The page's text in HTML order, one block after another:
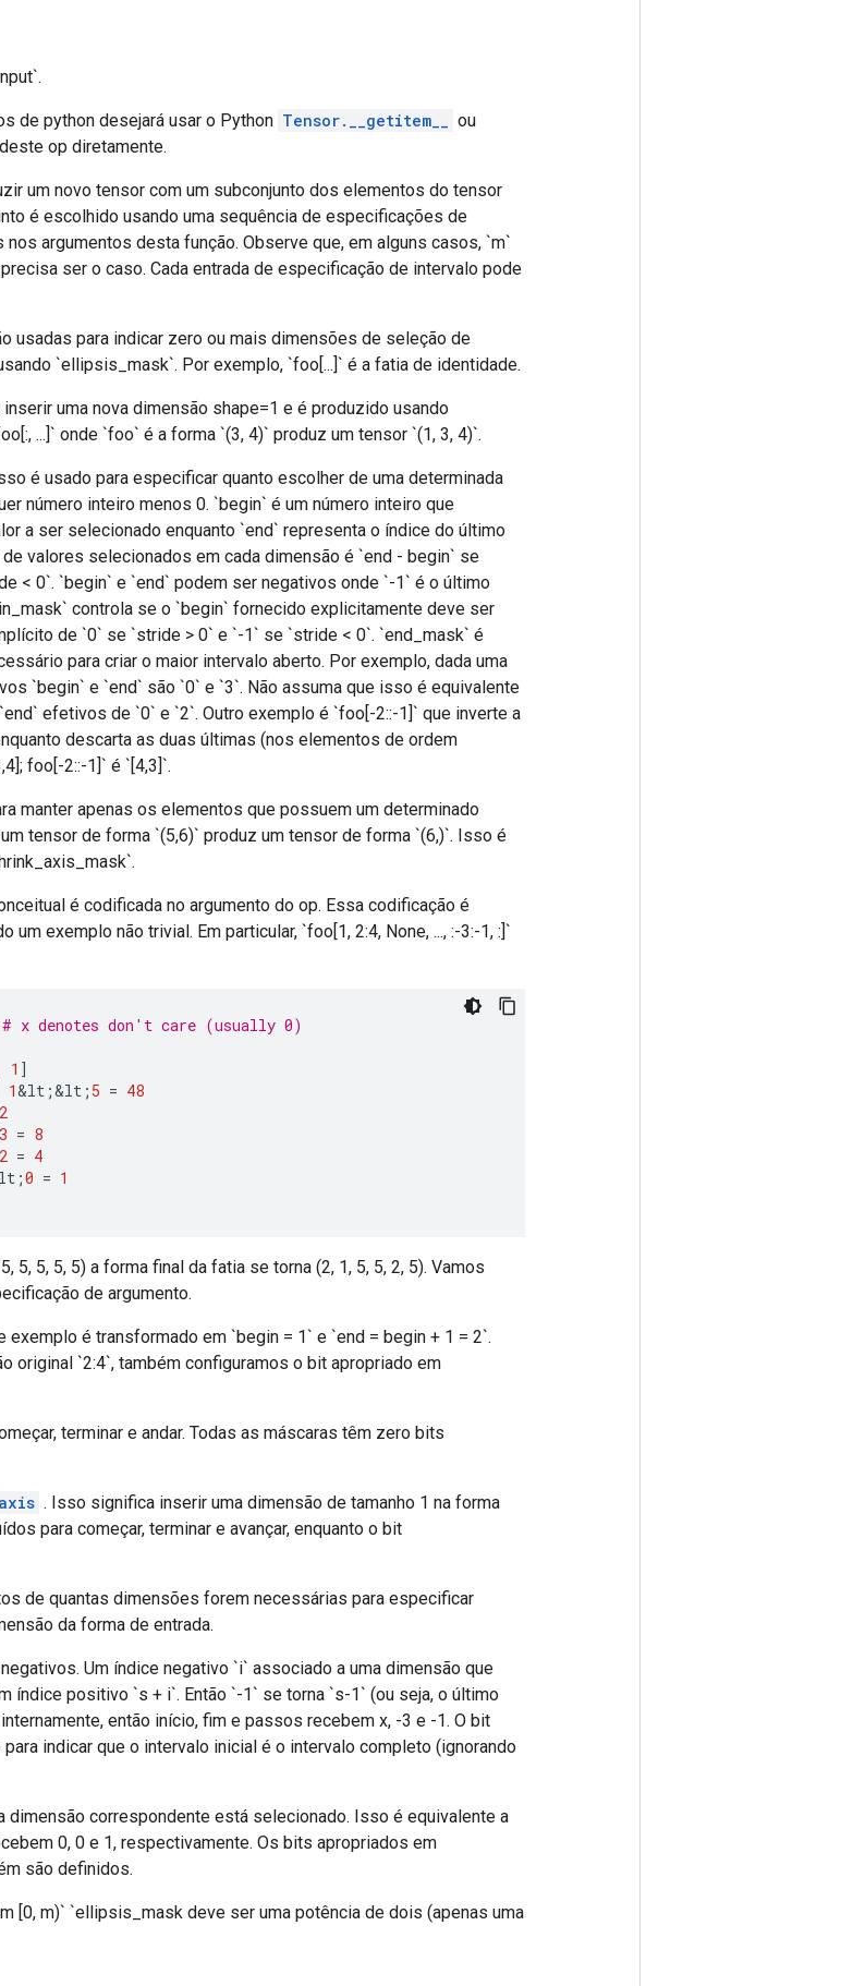
de python desejará usar o Python Tensor.__getitem__ ou
op diretamente.
um novo tensor com um subconjunto dos elementos do tensor
é escolhido usando uma sequência de especificações de
argumentos desta função. Observe que, em alguns casos, `m`
ser o caso. Cada entrada de especificação de intervalo pode
usadas para indicar zero ou mais dimensões de seleção de
`ellipsis_mask`. Por exemplo, `foo[...]` é a fatia de identidade.
uma nova dimensão shape=1 e é produzido usando
...]` onde `foo` é a forma `(3, 4)` produz um tensor `(1, 3, 4)`.
é usado para especificar quanto escolher de uma determinada
número inteiro menos 0. `begin` é um número inteiro que
a ser selecionado enquanto `end` representa o índice do último
valores selecionados em cada dimensão é `end - begin` se
< 0`. `begin` e `end` podem ser negativos onde `-1` é o último
controla se o `begin` fornecido explicitamente deve ser
de `0` se `stride > 0` e `-1` se `stride < 0`. `end_mask` é
para criar o maior intervalo aberto. Por exemplo, dada uma
`begin` e `end` são `0` e `3`. Não assuma que isso é equivalente
efetivos de `0` e `2`. Outro exemplo é `foo[-2::-1]` que inverte a
descarta as duas últimas (nos elementos de ordem
foo[-2::-1]` é `[4,3]`.
manter apenas os elementos que possuem um determinado
tensor de forma `(5,6)` produz um tensor de forma `(6,)`. Isso é
é codificada no argumento do op. Essa codificação é
exemplo não trivial. Em particular, `foo[1, 2:4, None, ..., :-3:-1, :]`
# x denotes don't care (usually 0)
1 ]
1&lt ;&lt ; 5 = 48
3 = 8
2 = 4
lt ;0 = 1
5, 5, 5, 5) a forma final da fatia se torna (2, 1, 5, 5, 2, 5). Vamos
de argumento.
exemplo é transformado em `begin = 1` e `end = begin + 1 = 2`.
original `2:4`, também configuramos o bit apropriado em
terminar e andar. Todas as máscaras têm zero bits
. Isso significa inserir uma dimensão de tamanho 1 na forma
para começar, terminar e avançar, enquanto o bit
de quantas dimensões forem necessárias para especificar
da forma de entrada.
Um índice negativo `i` associado a uma dimensão que
índice positivo `s + i`. Então `-1` se torna `s-1` (ou seja, o último
então início, fim e passos recebem x, -3 e -1. O bit
indicar que o intervalo inicial é o intervalo completo (ignorando
dimensão correspondente está selecionado. Isso é equivalente a
0, 0 e 1, respectivamente. Os bits apropriados em
são definidos.
[0, m)` `ellipsis_mask deve ser uma potência de dois (apenas uma